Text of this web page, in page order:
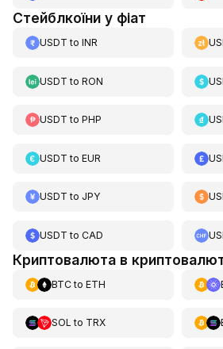
Стейблкоїни у фіат
USDT to INR
USDT to RON
USDT to PHP
USDT to EUR
USDT to JPY
USDT to CAD
Криптовалюта в
BTCto ETH
SOL to TRX